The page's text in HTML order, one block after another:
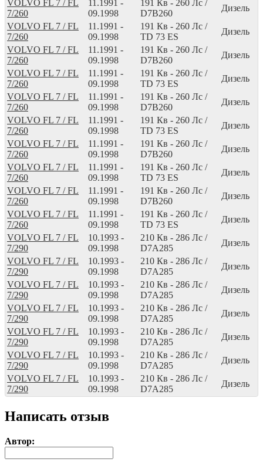
VOLVO FL 7 / FL
7/260
11.1991 -
09.1998
191 Кв - 260 Лс /
D7B260
Дизель
VOLVO FL 7 / FL
7/260
11.1991 -
09.1998
191 Кв - 260 Лс /
TD 73 ES
Дизель
VOLVO FL 7 / FL
7/260
11.1991 -
09.1998
191 Кв - 260 Лс /
D7B260
Дизель
VOLVO FL 7 / FL
7/260
11.1991 -
09.1998
191 Кв - 260 Лс /
TD 73 ES
Дизель
VOLVO FL 7 / FL
7/260
11.1991 -
09.1998
191 Кв - 260 Лс /
D7B260
Дизель
VOLVO FL 7 / FL
7/260
11.1991 -
09.1998
191 Кв - 260 Лс /
TD 73 ES
Дизель
VOLVO FL 7 / FL
7/260
11.1991 -
09.1998
191 Кв - 260 Лс /
D7B260
Дизель
VOLVO FL 7 / FL
7/260
11.1991 -
09.1998
191 Кв - 260 Лс /
TD 73 ES
Дизель
VOLVO FL 7 / FL
7/260
11.1991 -
09.1998
191 Кв - 260 Лс /
D7B260
Дизель
VOLVO FL 7 / FL
7/260
11.1991 -
09.1998
191 Кв - 260 Лс /
TD 73 ES
Дизель
VOLVO FL 7 / FL
7/290
10.1993 -
09.1998
210 Кв - 286 Лс /
D7A285
Дизель
VOLVO FL 7 / FL
7/290
10.1993 -
09.1998
210 Кв - 286 Лс /
D7A285
Дизель
VOLVO FL 7 / FL
7/290
10.1993 -
09.1998
210 Кв - 286 Лс /
D7A285
Дизель
VOLVO FL 7 / FL
7/290
10.1993 -
09.1998
210 Кв - 286 Лс /
D7A285
Дизель
VOLVO FL 7 / FL
7/290
10.1993 -
09.1998
210 Кв - 286 Лс /
D7A285
Дизель
VOLVO FL 7 / FL
7/290
10.1993 -
09.1998
210 Кв - 286 Лс /
D7A285
Дизель
VOLVO FL 7 / FL
7/290
10.1993 -
09.1998
210 Кв - 286 Лс /
D7A285
Дизель
Написать отзыв
Автор: